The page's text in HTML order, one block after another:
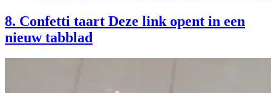
8. Confetti taart Deze link opent in een
nieuw tabblad